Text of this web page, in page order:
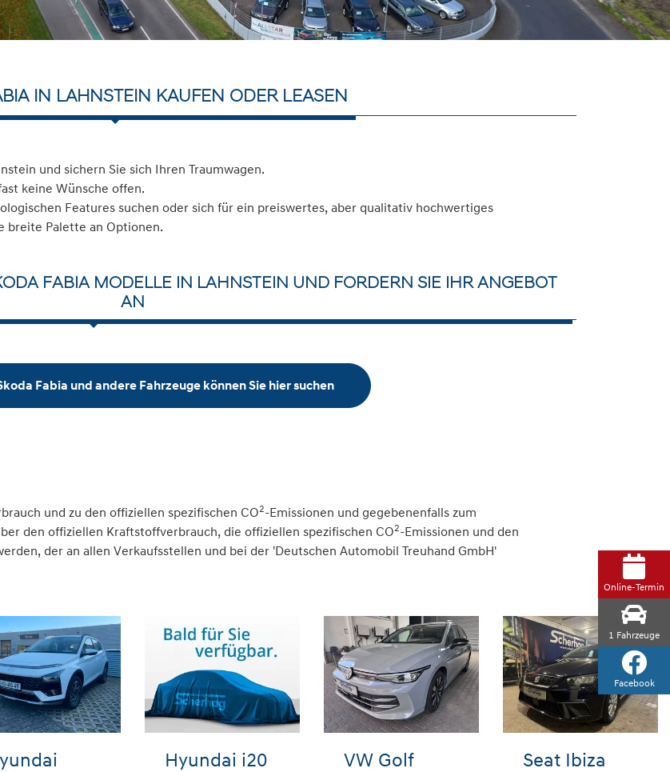
IN LAHNSTEIN KAUFEN ODER LEASEN
und sichern Sie sich Ihren Traumwagen.
keine Wünsche offen.
Features suchen oder sich für ein preiswertes, aber qualitativ hochwertiges
breite Palette an Optionen.
FABIA MODELLE IN LAHNSTEIN UND FORDERN SIE IHR ANGEBOT
AN
Fabia und andere Fahrzeuge können Sie hier suchen
und zu den offiziellen spezifischen CO2-Emissionen und gegebenenfalls zum
den offiziellen Kraftstoffverbrauch, die offiziellen spezifischen CO2-Emissionen und den
der an allen Verkaufsstellen und bei der 'Deutschen Automobil Treuhand GmbH'
VW Tayron Audi A6 Audi e-tron
Online-Termin
1 Fahrzeuge
Facebook